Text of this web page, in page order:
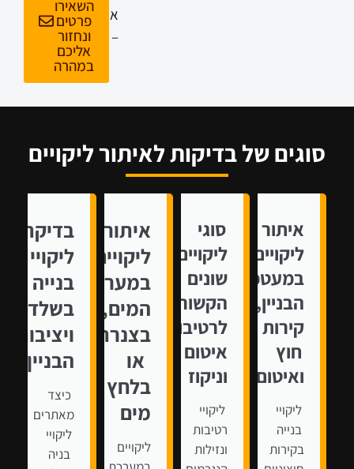
השאירו
פרטים
ונחזור
אליכם
במהרה
סוגים של בדיקות לאיתור ליקויים
איתור
ליקויים
במעטפת
הבניין,
קירות
חוץ
ואיטום
ליקויי
בנייה
בקירות
סוגי
ליקויים
שונים
הקשורים
לרטיבות,
איטום
וניקוז
ליקויי
רטיבות
ונזילות
איתור
ליקויים
במערכת
המים,
בצנרת
או
בלחץ
מים
ליקויים
בדיקת
ליקויי
בנייה
בשלד
ויציבות
הבניין
כיצד
מאתרים
ליקויי
בניה